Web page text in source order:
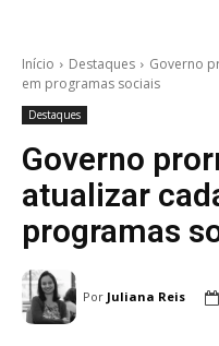
Início Destaques
Governo
em programas sociais
Destaques
Governo
atualizar
programas
Por Juliana Reis